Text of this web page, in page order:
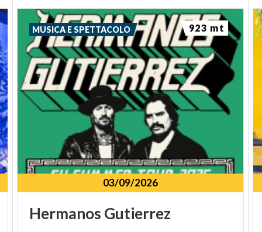
03/09/2026
Hermanos Gutierrez
MUSICA E SPETTACOLO 923 mt